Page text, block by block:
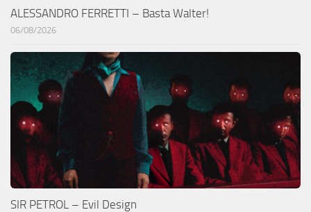
ALESSANDRO FERRETTI – Basta Walter!
06/08/2026
SIR PETROL – Evil Design